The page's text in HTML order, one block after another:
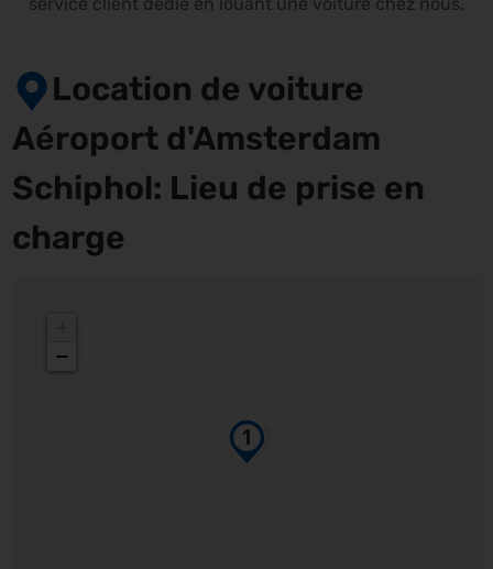
Location de voiture
Aéroport d'Amsterdam
Schiphol: Lieu de prise en
charge
−